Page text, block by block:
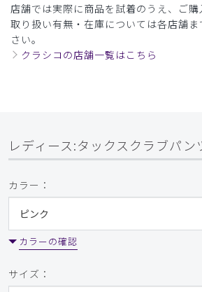
店舗では実際に商品を試着のうえ、ご購
取り扱い有無・在庫については各店舗
さい。
クラシコの店舗一覧はこちら
レディース:タックスクラブパン
カラー：
カラーの確認
サイズ：